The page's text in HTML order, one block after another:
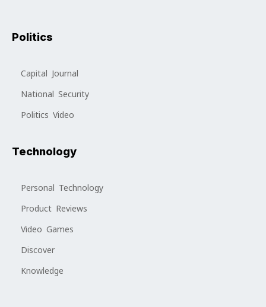
Politics
Capital Journal
National Security
Politics Video
Technology
Personal Technology
Product Reviews
Video Games
Discover
Knowledge